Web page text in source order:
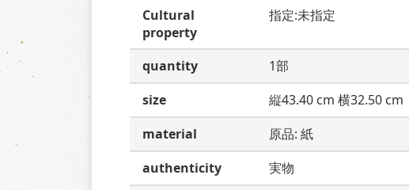
Cultural
property
指定:未指定
quantity
1部
size
縦43.40 cm 横32.50 cm
material
原品: 紙
authenticity
実物